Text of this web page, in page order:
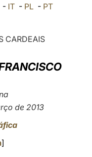
العربيّة
LATINE
- IT - PL - PT
CARDEAIS
de 2013
]